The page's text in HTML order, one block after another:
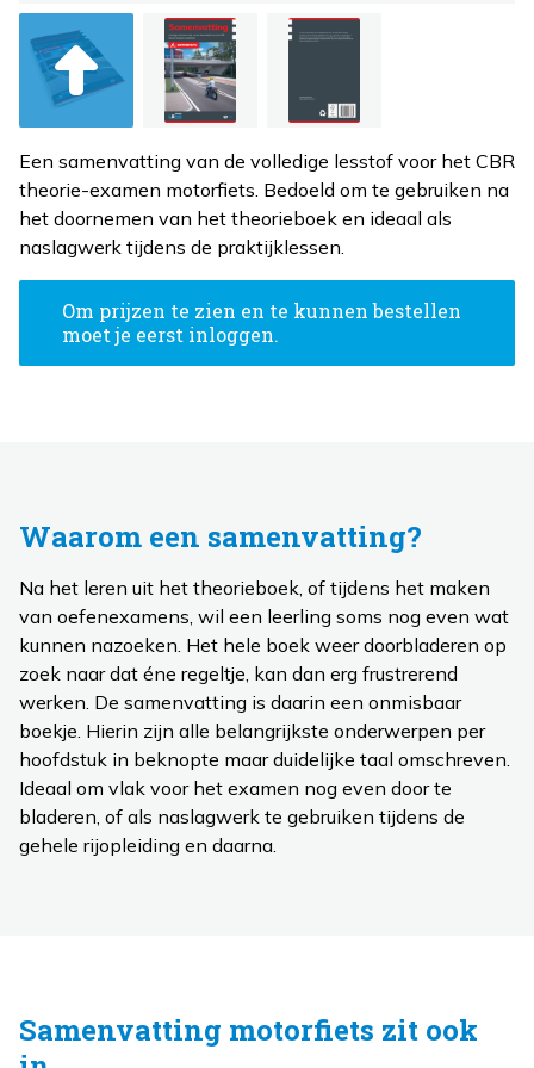
Een samenvatting van de volledige lesstof voor het CBR
theorie-examen motorfiets. Bedoeld om te gebruiken na
het doornemen van het theorieboek en ideaal als
naslagwerk tijdens de praktijklessen.
Om prijzen te zien en te kunnen bestellen
moet je eerst inloggen.
Waarom een samenvatting?
Na het leren uit het theorieboek, of tijdens het maken
van oefenexamens, wil een leerling soms nog even wat
kunnen nazoeken. Het hele boek weer doorbladeren op
zoek naar dat éne regeltje, kan dan erg frustrerend
werken. De samenvatting is daarin een onmisbaar
boekje. Hierin zijn alle belangrijkste onderwerpen per
hoofdstuk in beknopte maar duidelijke taal omschreven.
Ideaal om vlak voor het examen nog even door te
bladeren, of als naslagwerk te gebruiken tijdens de
gehele rijopleiding en daarna.
Samenvatting motorfiets zit ook